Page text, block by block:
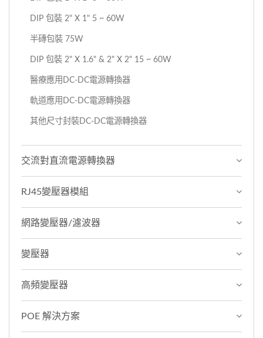
DIP 包裝 2" X 1" 5 ~ 60W
半磚包裝 75W
DIP 包裝 2" X 1.6" & 2" X 2" 15 ~ 60W
醫療應用DC-DC電源轉換器
軌道應用DC-DC電源轉換器
其他尺寸封裝DC-DC電源轉換器
交流對直流電源轉換器
RJ45變壓器模組
網路變壓器/濾波器
變壓器
高頻變壓器
POE 解決方案